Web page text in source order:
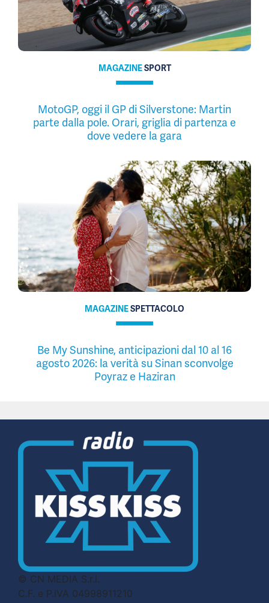
MAGAZINESPORT
MotoGP, oggi il GP di Silverstone: Martin
parte dalla pole. Orari, griglia di partenza e
dove vedere la gara
MAGAZINESPETTACOLO
Be My Sunshine, anticipazioni dal 10 al 16
agosto 2026: la verità su Sinan sconvolge
Poyraz e Haziran
© CN MEDIA S.r.l.
C.F. e P.IVA 04998911210